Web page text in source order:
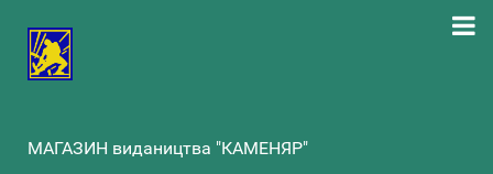
МАГАЗИН видаництва "КАМЕНЯР"